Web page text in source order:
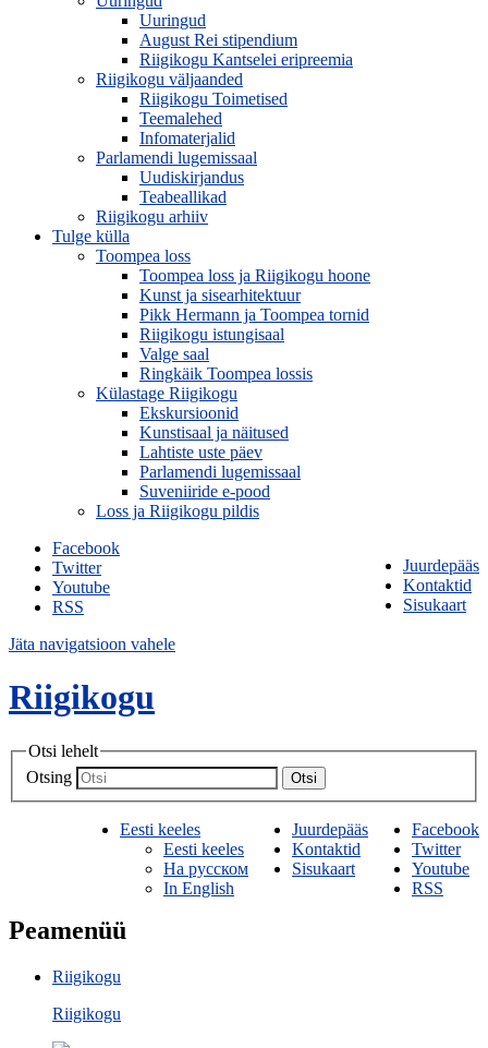
Uuringud
August Rei stipendium
Riigikogu Kantselei eripreemia
Riigikogu väljaanded
Riigikogu Toimetised
Teemalehed
Infomaterjalid
Parlamendi lugemissaal
Uudiskirjandus
Teabeallikad
Riigikogu arhiiv
Tulge külla
Toompea loss
Toompea loss ja Riigikogu hoone
Kunst ja sisearhitektuur
Pikk Hermann ja Toompea tornid
Riigikogu istungisaal
Valge saal
Ringkäik Toompea lossis
Külastage Riigikogu
Ekskursioonid
Kunstisaal ja näitused
Lahtiste uste päev
Parlamendi lugemissaal
Suveniiride e-pood
Loss ja Riigikogu pildis
Juurdepääs
Kontaktid
Sisukaart
Facebook
Twitter
Youtube
RSS
Jäta navigatsioon vahele
Riigikogu
Otsi lehelt
Otsing
Otsi
Facebook
Twitter
Youtube
RSS
Juurdepääs
Kontaktid
Sisukaart
Eesti keeles
Eesti keeles
На русском
In English
Peamenüü
Riigikogu
Riigikogu